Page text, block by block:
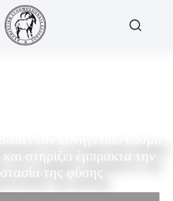
στηρίζει έμπρακτα την
της φύσης